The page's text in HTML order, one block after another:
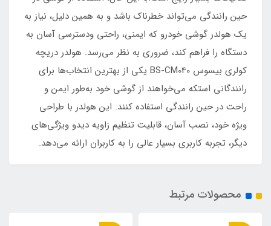
حین رانندگی می‌تواند خطرناک باشد و به همین دلیل، نیاز به
یک هولدر گوشی خودرو که ایمنی، راحتی ودسترسی آسان به
دستگاه را فراهم کند، ضروری به نظر می‌رسد. هولدر دریچه
کولری بیسوس BS-CM040 یکی از بهترین انتخاب‌ها برای
رانندگانی استکه می‌خواهند از گوشی خود به‌طور ایمن و
راحت در حین رانندگی استفاده کنند. این هولدر با طراحی
ویژه خود، نصب آسان، قابلیت تنظیم زاویه دیدو ویژگی‌های
دیگر، تجربه کاربری بسیار عالی را به کاربران ارائه می‌دهد.
محصولات مرتبط